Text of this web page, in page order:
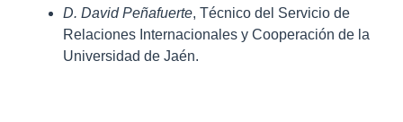
D. David Peñafuerte, Técnico del Servicio de
Relaciones Internacionales y Cooperación de la
Universidad de Jaén.